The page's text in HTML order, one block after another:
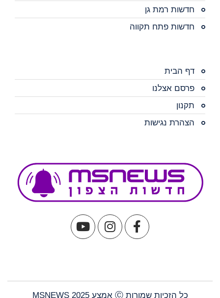
חדשות רמת גן
חדשות פתח תקווה
דף הבית
פרסם אצלנו
תקנון
הצהרת נגישות
כל הזכיות שמורות Ⓒ אמצע MSNEWS 2025